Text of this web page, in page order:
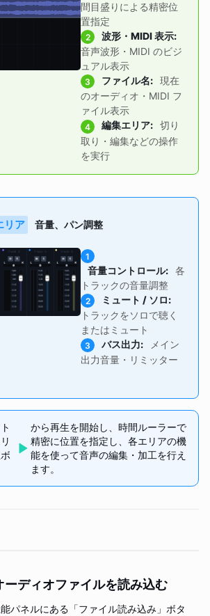
間目盛りによる精密位
置指定
2 波形・MIDI 表示:
音声波形・MIDI のビジ
ュアル表示
3 ファイル名: 現在
のオーディオ・MIDI フ
ァイル表示
4 編集エリア: 切り
取り・編集などの操作
を実行
リア 音量、パン調整
1
音量コントロール: 各
トラックの音量調整
2 ミュート / ソロ:
トラックをソロで聴く
またはミュート
3 バス出力:
メイン
出力音量・リミッター
から再生を開始し、時間ルーラーで
精密に位置を指定し、各エリアの機
能を使って音声の編集・加工を行え
ます。
ーディオファイルを読み込む
パネルにある「ファイル読み込み」ボタ